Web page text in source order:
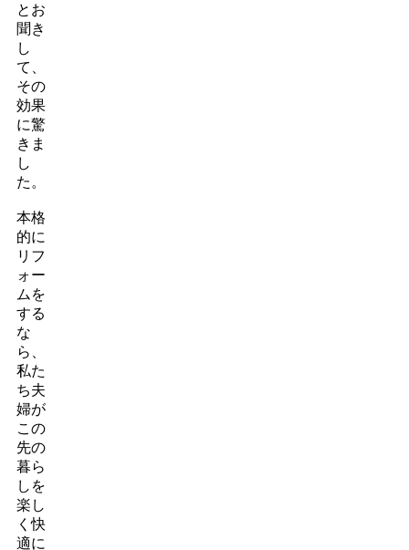
とお
聞き
し
て、
その
効果
に驚
きま
し
た。
本格
的に
リフ
ォー
ムを
する
な
ら、
私た
ち夫
婦が
この
先の
暮ら
しを
楽し
く快
適に